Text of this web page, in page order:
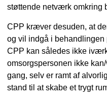
støttende netværk omkring
CPP kræver desuden, at
og vil indgå i
CPP kan således ikke
omsorgspersonen ikke
gang, selv er ramt af
stand til at skabe et trygt